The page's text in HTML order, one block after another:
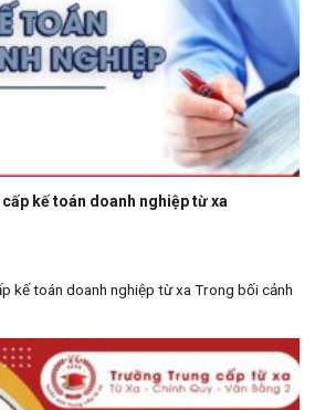
kế toán doanh nghiệp từ xa
kế toán doanh nghiệp từ xa Trong bối cảnh